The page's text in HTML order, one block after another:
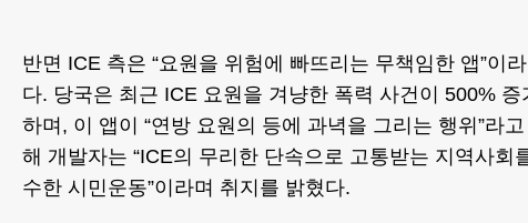
반면 ICE 측은 “요원을 위험에 빠뜨리는 무책임한 앱”이
다. 당국은 최근 ICE 요원을 겨냥한 폭력 사건이 500%
하며, 이 앱이 “연방 요원의 등에 과녁을 그리는 행위”라
해 개발자는 “ICE의 무리한 단속으로 고통받는 지역사회
수한 시민운동”이라며 취지를 밝혔다.